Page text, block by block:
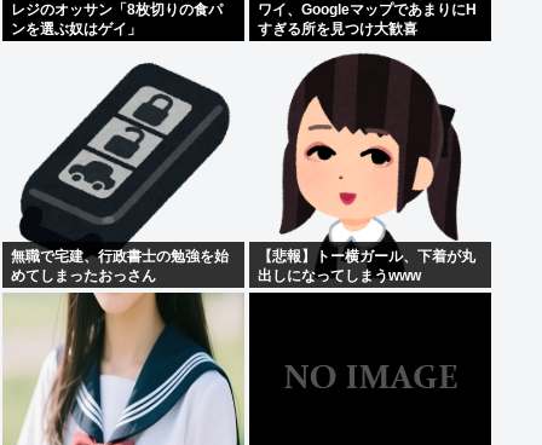
レジのオッサン「8枚切りの食パ
ンを選ぶ奴はゲイ」
ワイ、GoogleマップであまりにΗ
すぎる所を見つけ大歓喜
無職で宅建、行政書士の勉強を始
めてしまったおっさん
【悲報】トー横ガール、下着が丸
出しになってしまうwww